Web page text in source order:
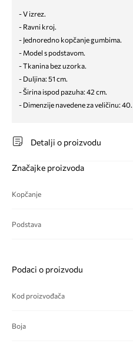
- V izrez.
- Ravni kroj.
- Jednoredno kopčanje gumbima.
- Model s podstavom.
- Tkanina bez uzorka.
- Duljina: 51 cm.
- Širina ispod pazuha: 42 cm.
- Dimenzije navedene za veličinu: 40.
Detalji o proizvodu
Značajke proizvoda
Kopčanje
Podstava
Podaci o proizvodu
Kod proizvođača
Boja